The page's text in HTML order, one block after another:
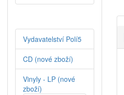
Vydavatelství Polí5
CD (nové zboží)
Vinyly - LP (nové
zboží)